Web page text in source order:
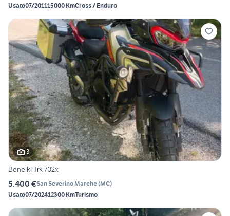
Usato07/201115000 KmCross / Enduro
3
Benelki Trk 702x
5.400 €San Severino Marche(MC)
Usato07/202412300 KmTurismo